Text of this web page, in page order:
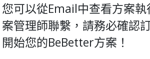
您可以從Email中查看方案
案管理師聯繫，請務必確認
開始您的BeBetter方案！